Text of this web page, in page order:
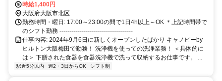
分 -------------------------------------
時給1,400円
大阪府大阪市北区
勤務時間・曜日: 17:00～23:00の間で1日4h以上～OK ＊上記時間帯で
のシフト勤務 -------------------------------------
仕事内容: 2024年9月6日に新しくオープンしたばかり キャノピーby
ヒルトン大阪梅田で勤務！ 洗浄機を使っての洗浄業務！ ＜具体的に
は＞ 下膳された食器を食器洗浄機で洗って収納するお仕事です。 ...
駅近5分以内 週2・3日からOK シフト制